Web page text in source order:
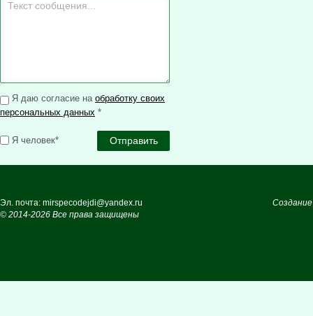
Я даю согласие на обработку своих
персональных данных *
Я человек*
Эл. почта: mirspecodejdi@yandex.ru
© 2014-2026 Все права защищены